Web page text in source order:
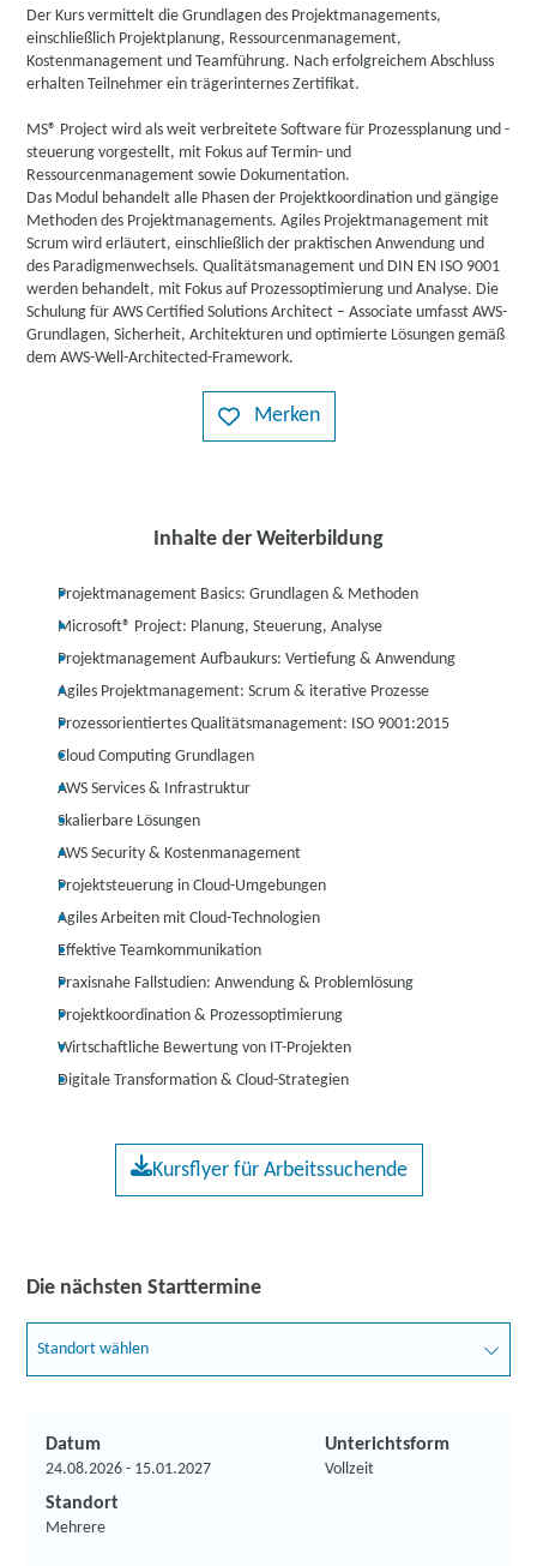
Der Kurs vermittelt die Grundlagen des Projektmanagements,
einschließlich Projektplanung, Ressourcenmanagement,
Kostenmanagement und Teamführung. Nach erfolgreichem Abschluss
erhalten Teilnehmer ein trägerinternes Zertifikat.
MS® Project wird als weit verbreitete Software für Prozessplanung und -
steuerung vorgestellt, mit Fokus auf Termin- und
Ressourcenmanagement sowie Dokumentation.
Das Modul behandelt alle Phasen der Projektkoordination und gängige
Methoden des Projektmanagements. Agiles Projektmanagement mit
Scrum wird erläutert, einschließlich der praktischen Anwendung und
des Paradigmenwechsels. Qualitätsmanagement und DIN EN ISO 9001
werden behandelt, mit Fokus auf Prozessoptimierung und Analyse. Die
Schulung für AWS Certified Solutions Architect – Associate umfasst AWS-
Grundlagen, Sicherheit, Architekturen und optimierte Lösungen gemäß
dem AWS-Well-Architected-Framework.
Merken
Inhalte der Weiterbildung
Projektmanagement Basics: Grundlagen & Methoden
Microsoft® Project: Planung, Steuerung, Analyse
Projektmanagement Aufbaukurs: Vertiefung & Anwendung
Agiles Projektmanagement: Scrum & iterative Prozesse
Prozessorientiertes Qualitätsmanagement: ISO 9001:2015
Cloud Computing Grundlagen
AWS Services & Infrastruktur
Skalierbare Lösungen
AWS Security & Kostenmanagement
Projektsteuerung in Cloud-Umgebungen
Agiles Arbeiten mit Cloud-Technologien
Effektive Teamkommunikation
Praxisnahe Fallstudien: Anwendung & Problemlösung
Projektkoordination & Prozessoptimierung
Wirtschaftliche Bewertung von IT-Projekten
Digitale Transformation & Cloud-Strategien
Kursflyer für Arbeitssuchende
Die nächsten Starttermine
Standort wählen
Datum
24.08.2026 - 15.01.2027
Unterichtsform
Vollzeit
Standort
Mehrere